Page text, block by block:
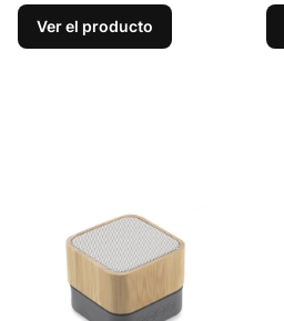
Ver el producto